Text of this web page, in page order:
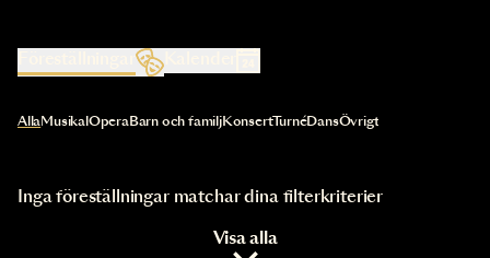
Kalender
Val av kategori uppdaterar innehållet automatiskt
AllaMusikal OperaBarn och familjKonsertTurnéDansÖvrigt
Inga föreställningar matchar dina filterkriterier
Visa alla